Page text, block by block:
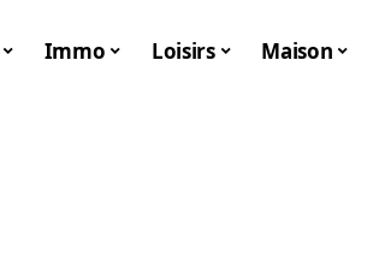
Immo Loisirs Maison